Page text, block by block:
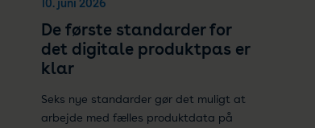
10. juni 2026
De første standarder for
det digitale produktpas er
klar
Seks nye standarder gør det muligt at
arbejde med fælles produktdata på